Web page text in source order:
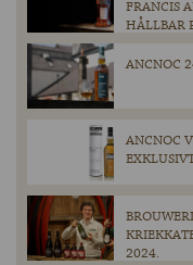
FRANCIS
HÅLLBAR
ANCNOC
ANCNOC
2024.